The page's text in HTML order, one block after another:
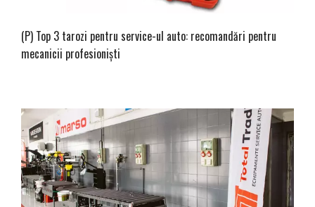
(P) Top 3 tarozi pentru service-ul auto: recomandări pentru
mecanicii profesioniști